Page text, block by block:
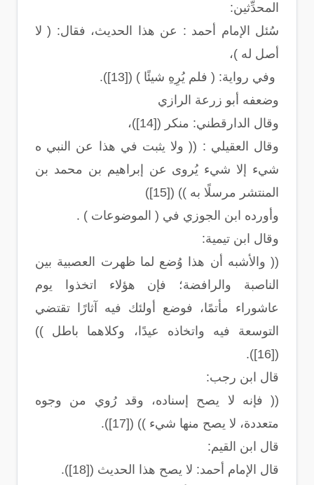
المحدِّثين:
سُئل الإمام أحمد : عن هذا الحديث، فقال: ( لا
أصل له )،
وفي رواية: ( فلم يُرِهِ شيئًا ) ([13]).
وضعفه أبو زرعة الرازي
وقال الدارقطني: منكر ([14])،
وقال العقيلي : (( ولا يثبت في هذا عن النبي ه
شيء إلا شيء يُروى عن إبراهيم بن محمد بن
المنتشر مرسلًا به )) ([15])
وأورده ابن الجوزي في ( الموضوعات ) .
وقال ابن تيمية:
(( والأشبه أن هذا وُضع لما ظهرت العصبية بين
الناصبة والرافضة؛ فإن هؤلاء اتخذوا يوم
عاشوراء مأتمًا، فوضع أولئك فيه آثارًا تقتضي
التوسعة فيه واتخاذه عيدًا، وكلاهما باطل ))
([16]).
قال ابن رجب:
(( فإنه لا يصح إسناده، وقد رُوي من وجوه
متعددة، لا يصح منها شيء )) ([17]).
قال ابن القيم:
قال الإمام أحمد: لا يصح هذا الحديث ([18]).